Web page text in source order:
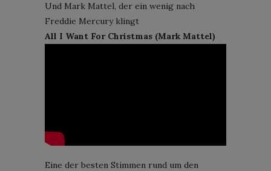
Und Mark Mattel, der ein wenig nach
Freddie Mercury klingt
All I Want For Christmas (Mark Mattel)
Eine der besten Stimmen rund um den